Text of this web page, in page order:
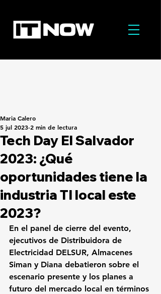
Tech Day El Salvador
2023: ¿Qué
oportunidades tiene la
industria TI local este
2023?
Maria Calero
5 jul 2023 2 min de lectura
En el panel de cierre del evento,
ejecutivos de Distribuidora de
Electricidad DELSUR, Almacenes
Siman y Diana debatieron sobre el
escenario presente y los planes a
futuro del mercado local en términos